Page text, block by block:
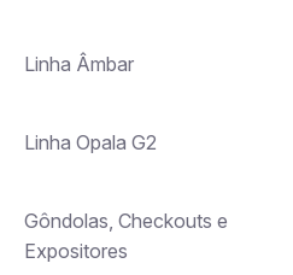
Linha Âmbar
Linha Opala G2
Gôndolas, Checkouts e
Expositores